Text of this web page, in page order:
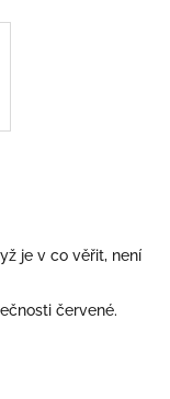
je v co věřit, není
červené.